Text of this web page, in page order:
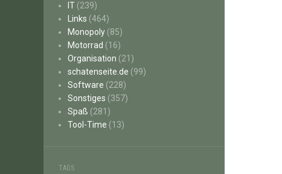
IT (239)
Links (464)
Monopoly (85)
Motorrad (16)
Organisation (21)
schatenseite.de (99)
Software (228)
Sonstiges (357)
Spaß (281)
Tool-Time (13)
TAGS